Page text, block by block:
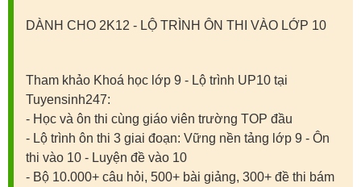
DÀNH CHO 2K12 - LỘ TRÌNH ÔN THI VÀO LỚP 10
Tham khảo Khoá học lớp 9 - Lộ trình UP10 tại
Tuyensinh247:
- Học và ôn thi cùng giáo viên trường TOP đầu
- Lộ trình ôn thi 3 giai đoạn: Vững nền tảng lớp 9 - Ôn
thi vào 10 - Luyện đề vào 10
- Bộ 10.000+ câu hỏi, 500+ bài giảng, 300+ đề thi bám